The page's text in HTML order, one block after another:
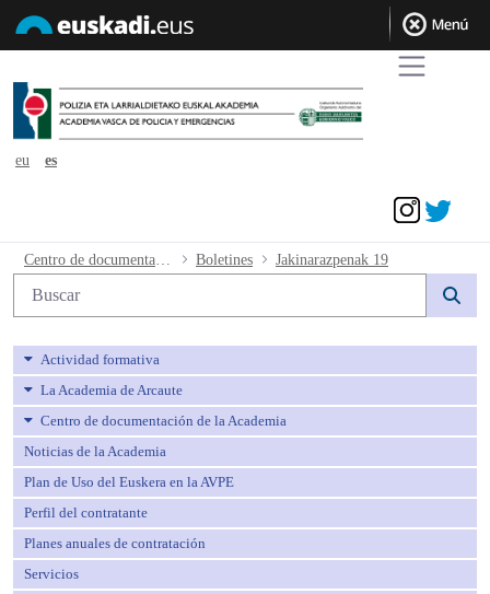
eu
es
Jakinarazpenak 19 - avpe
Boletines Jakinarazpenak 19
Búsqueda web
Actividad formativa
La Academia de Arcaute
Centro de documentación de la Academia
Noticias de la Academia
Plan de Uso del Euskera en la AVPE
Perfil del contratante
Planes anuales de contratación
Servicios